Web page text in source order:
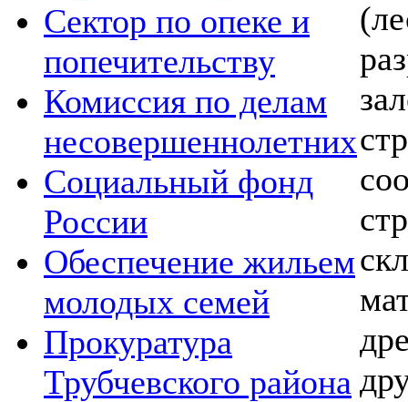
Сектор по опеке и
попечительству
Комиссия по делам
несовершеннолетних
Социальный фонд
России
Обеспечение жильем
молодых семей
Прокуратура
Трубчевского района